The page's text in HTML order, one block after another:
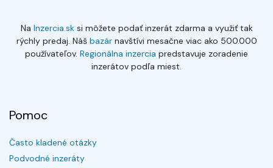
Na Inzercia.sksi môžete podať inzerát zdarma a využiť tak
rýchly predaj. Náš bazárnavštívi mesačne viac ako 500.000
používateľov. Regionálna inzercia predstavuje zoradenie
inzerátov podľa miest.
Pomoc
Často kladené otázky
Podvodné inzeráty